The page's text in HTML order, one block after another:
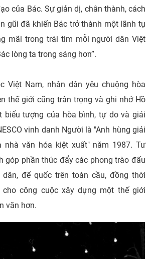
của Bác. Sự giản dị, chân thành, cách
gũi đã khiến Bác trở thành một lãnh tụ
mãi trong trái tim mỗi người dân Việt
lòng ta trong sáng hơn”.
Việt Nam, nhân dân yêu chuộng hòa
thế giới cũng trân trọng và ghi nhớ Hồ
biểu tượng của hòa bình, tự do và giải
vinh danh Người là "Anh hùng giải
nhà văn hóa kiệt xuất" năm 1987. Tư
góp phần thúc đẩy các phong trào đấu
đế quốc trên toàn cầu, đồng thời
cho công cuộc xây dựng một thế giới
văn hơn.